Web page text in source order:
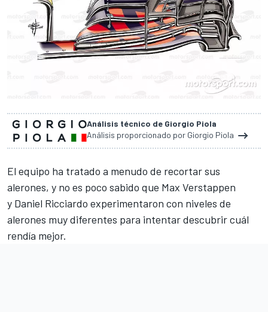
Análisis técnico de Giorgio Piola
Análisis proporcionado por Giorgio Piola
El equipo ha tratado a menudo de recortar sus
alerones, y no es poco sabido que Max Verstappen
y Daniel Ricciardo experimentaron con niveles de
alerones muy diferentes para intentar descubrir cuál
rendía mejor.